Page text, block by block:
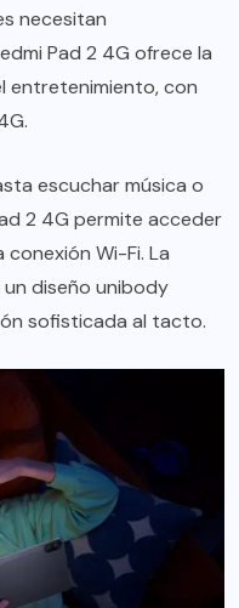
necesitan
Pad 2 4G ofrece la
entretenimiento, con
escuchar música o
2 4G permite acceder
Wi-Fi. La
un diseño unibody
sofisticada al tacto.